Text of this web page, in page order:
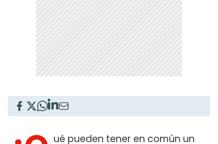
ué pueden tener en común un